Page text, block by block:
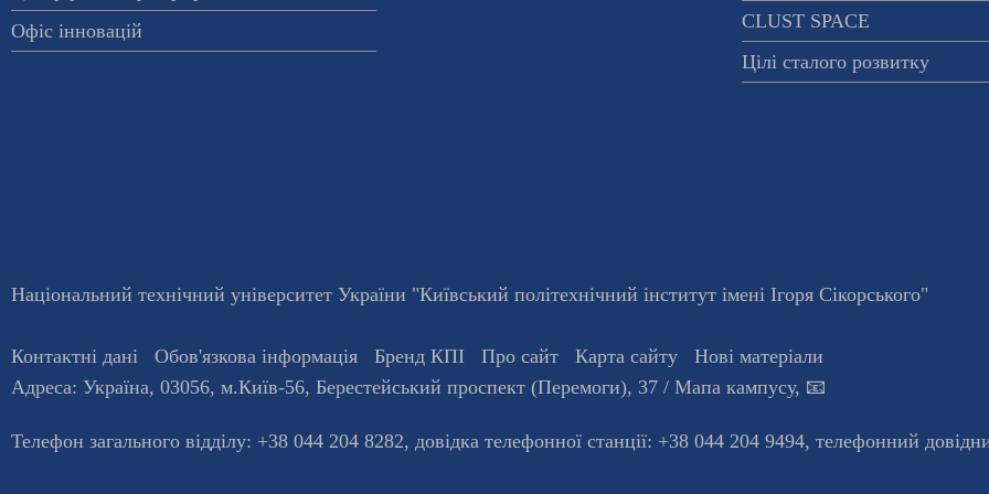
Офіс інновацій
CLUST SPACE
Цілі сталого розвитку
Національний технічний університет України "Київський політехнічний інститут імені Ігоря Сікорського"
Контактні дані Обов'язкова інформація Бренд КПІ Про сайт Карта сайту
Нові матеріали
Адреса: Україна, 03056, м.Київ-56, Берестейський проспект (Перемоги), 37 / Мапа кампусу, 📧
Телефон загального відділу: +38 044 204 8282, довiдка телефонної станцiї: +38 044 204 9494, телефонний